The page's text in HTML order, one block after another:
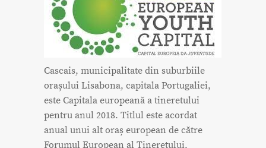
Cascais, municipalitate din suburbiile
orașului Lisabona, capitala Portugaliei,
este Capitala europeană a tineretului
pentru anul 2018. Titlul este acordat
anual unui alt oraș european de către
Forumul European al Tineretului.